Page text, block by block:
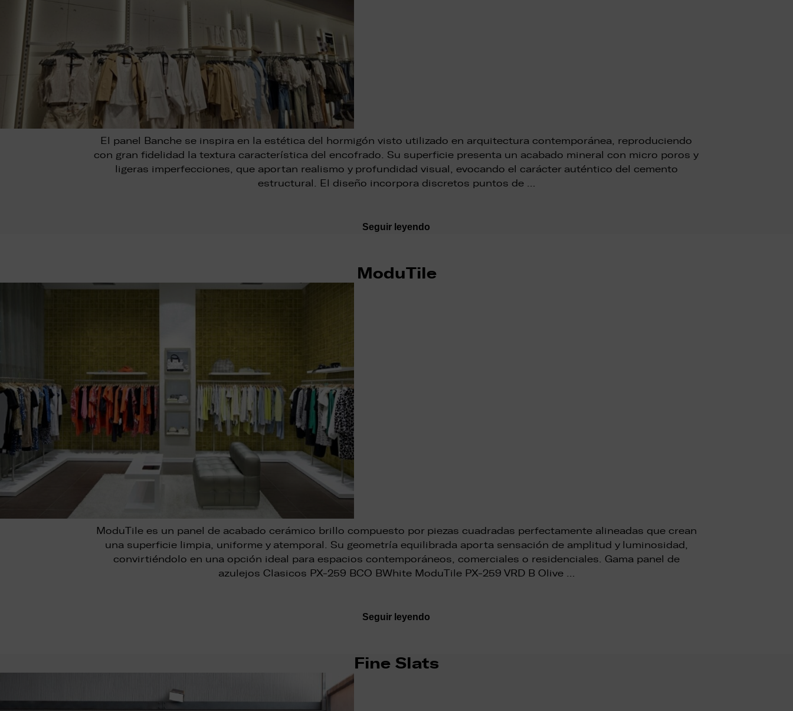
El panel Banche se inspira en la estética del hormigón visto utilizado en arquitectura contemporánea, reproduciendo
con gran fidelidad la textura característica del encofrado. Su superficie presenta un acabado mineral con micro poros y
ligeras imperfecciones, que aportan realismo y profundidad visual, evocando el carácter auténtico del cemento
estructural. El diseño incorpora discretos puntos de …
Seguir leyendo
ModuTile
ModuTile es un panel de acabado cerámico brillo compuesto por piezas cuadradas perfectamente alineadas que crean
una superficie limpia, uniforme y atemporal. Su geometría equilibrada aporta sensación de amplitud y luminosidad,
convirtiéndolo en una opción ideal para espacios contemporáneos, comerciales o residenciales. Gama panel de
azulejos Clasicos PX-259 BCO BWhite ModuTile PX-259 VRD B Olive …
Seguir leyendo
Fine Slats